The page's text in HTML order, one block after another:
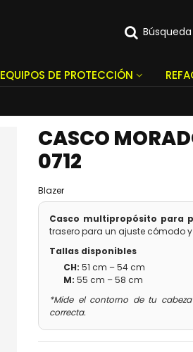
Búsqueda
EQUIPOS DE PROTECCIÓN
CASCO
0712
Blazer
Casco multipropósito para
trasero para un ajuste cómodo
Tallas disponibles
CH: 51 cm – 54 cm
M: 55 cm – 58 cm
*Mide el contorno de tu
correcta.